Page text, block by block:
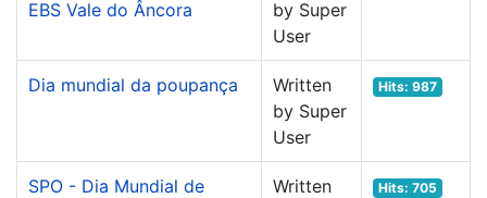
EBS Vale do Âncora
by Super
User
Dia mundial da poupança
Written
by Super
User
Hits: 987
SPO - Dia Mundial de
Written
Hits: 705